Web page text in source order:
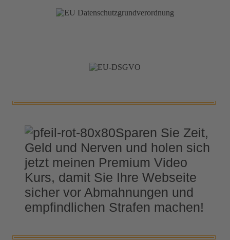
Sparen Sie Zeit,
Geld und Nerven und holen sich
jetzt meinen Premium Video
Kurs, damit Sie Ihre Webseite
sicher vor Abmahnungen und
empfindlichen Strafen machen!